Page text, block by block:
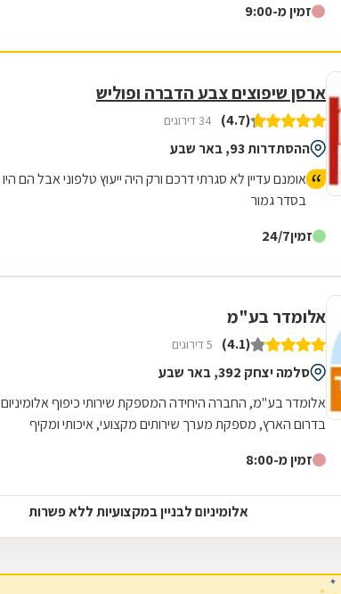
מדובר בדלת כניסה לפי מידות מיוחדות ולא סטנדרטיות, עם
מדהים, אדיב וסבלני, שהגיע בשביל לעשות את העבודה על
הצד הטוב ביותר, בלי שום קיצורי דרך, והכל בשמחה ומאור
פנים. בקיצור, ממליץ בחום!
זמין מ-9:00
ארסן שיפוצים צבע הדברה ופוליש
(4.7) 34 דירוגים
ההסתדרות 93, באר שבע
אומנם עדיין לא סגרתי דרכם ורק היה ייעוץ טלפוני אבל הם היו
בסדר גמור
זמין24/7
אלומדר בע"מ
(4.1) 5 דירוגים
סלמה יצחק 392, באר שבע
אלומדר בע"מ, החברה היחידה המספקת שירותי כיפוף אלומיניום
בדרום הארץ, מספקת מערך שירותים מקצועי, איכותי ומקיף
זמין מ-8:00
אלומיניום לבניין במקצועיות ללא פשרות